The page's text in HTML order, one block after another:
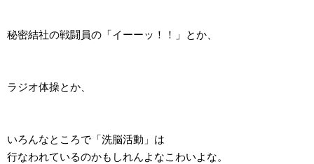
秘密結社の戦闘員の「イーーッ！！」とか、
ラジオ体操とか、
いろんなところで「洗脳活動」は
行なわれているのかもしれんよなこわいよな。